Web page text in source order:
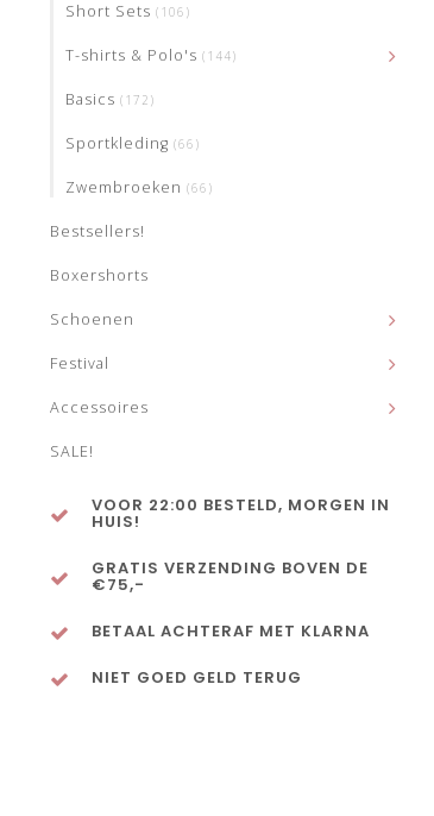
Short Sets (106)
T-shirts & Polo's (144)
Basics (172)
Sportkleding (66)
Zwembroeken (66)
Bestsellers!
Boxershorts
Schoenen
Festival
Accessoires
SALE!
VOOR 22:00 BESTELD, MORGEN IN
HUIS!
GRATIS VERZENDING BOVEN DE
€75,-
BETAAL ACHTERAF MET KLARNA
NIET GOED GELD TERUG